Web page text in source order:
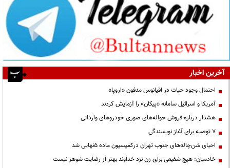
آخرین اخبار
احتمال وجود حیات در اقیانوس مدفون «اروپا»
آمریکا و اسرائیل سامانه «پیکان» را آزمایش کردند
هشدار درباره فروش حواله‌های صوری خودروهای وارداتی
۷ توصیه برای آغاز نویسندگی
احیای شن‌چاله‌های جنوب تهران درکمیسیون ماده ۵نهایی شد
خادمیان: هیچ شفیعی برای زن نزد خداوند بهتر از رضایت شوهر نیست